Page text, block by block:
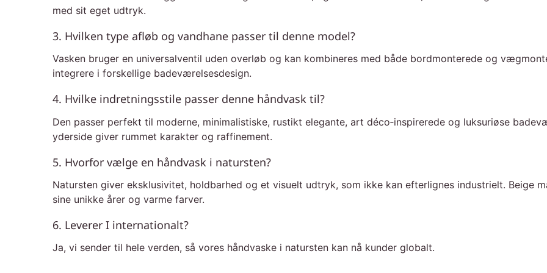
med sit eget udtryk.
3. Hvilken type afløb og vandhane passer til denne model?
Vasken bruger en universalventil uden overløb og kan kombineres med både bordmonterede og
integrere i forskellige badeværelsesdesign.
4. Hvilke indretningsstile passer denne håndvask til?
Den passer perfekt til moderne, minimalistiske, rustikt elegante, art déco‑inspirerede og luksuriøse
yderside giver rummet karakter og raffinement.
5. Hvorfor vælge en håndvask i natursten?
Natursten giver eksklusivitet, holdbarhed og et visuelt udtryk, som ikke kan efterlignes industrielt.
sine unikke årer og varme farver.
6. Leverer I internationalt?
Ja, vi sender til hele verden, så vores håndvaske i natursten kan nå kunder globalt.